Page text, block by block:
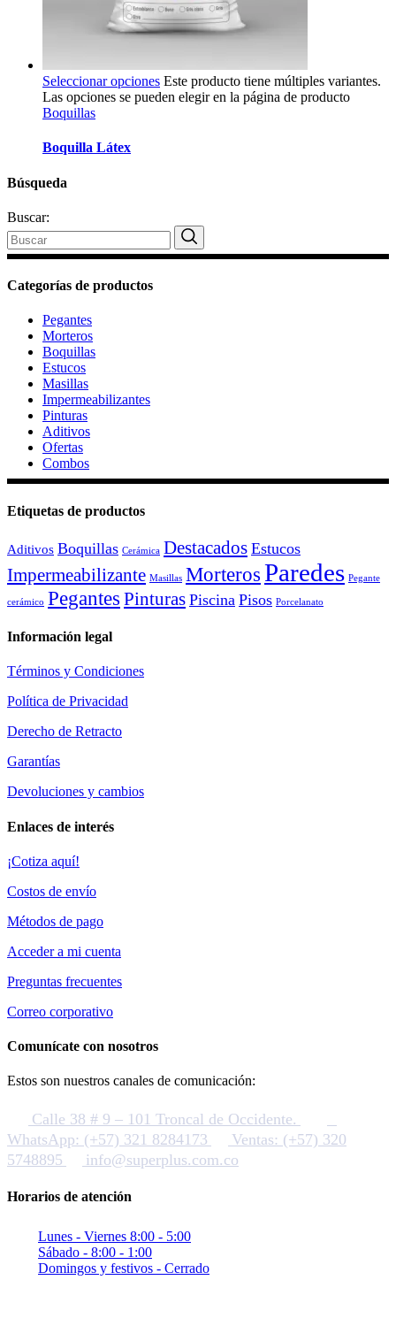
Seleccionar opciones Este producto tiene múltiples variantes.
Las opciones se pueden elegir en la página de producto
Boquillas
Boquilla Látex
Búsqueda
Buscar:
Categorías de productos
Pegantes
Morteros
Boquillas
Estucos
Masillas
Impermeabilizantes
Pinturas
Aditivos
Ofertas
Combos
Etiquetas de productos
Aditivos Boquillas Cerámica Destacados Estucos
Impermeabilizante Masillas Morteros Paredes Pegante
cerámico Pegantes Pinturas Piscina Pisos Porcelanato
Información legal
Términos y Condiciones
Política de Privacidad
Derecho de Retracto
Garantías
Devoluciones y cambios
Enlaces de interés
¡Cotiza aquí!
Costos de envío
Métodos de pago
Acceder a mi cuenta
Preguntas frecuentes
Correo corporativo
Comunícate con nosotros
Estos son nuestros canales de comunicación:
Calle 38 # 9 – 101 Troncal de Occidente.
WhatsApp: (+57) 321 8284173
Ventas: (+57) 320
5748895
info@superplus.com.co
Horarios de atención
Lunes - Viernes 8:00 - 5:00
Sábado - 8:00 - 1:00
Domingos y festivos - Cerrado